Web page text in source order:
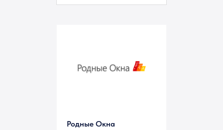
Родные Окна